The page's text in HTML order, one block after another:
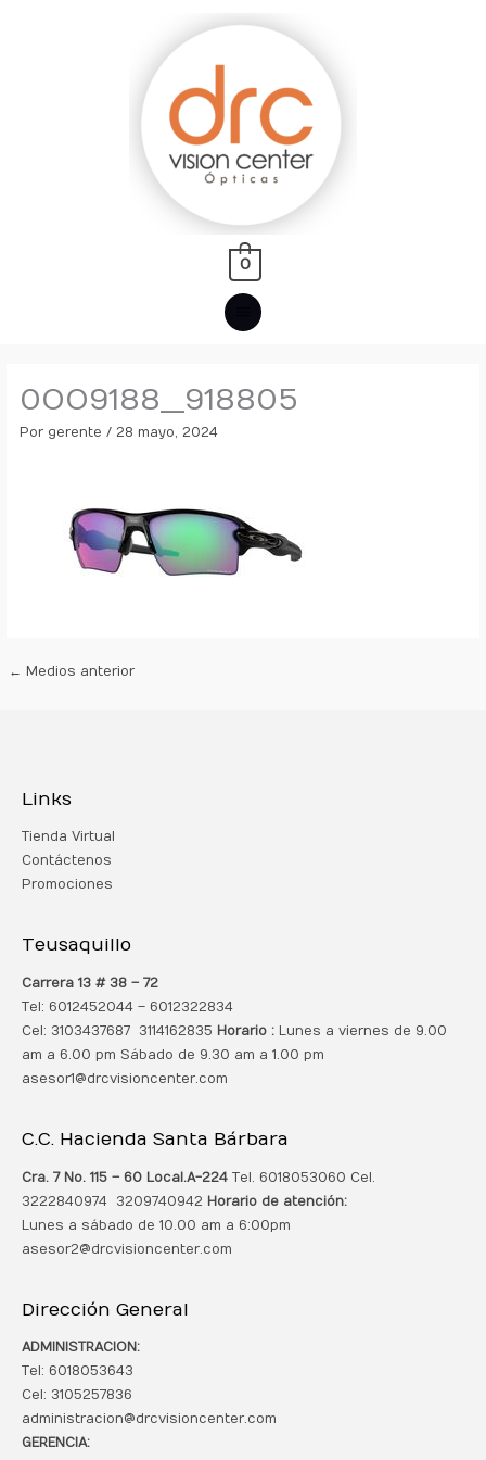
MENÚ
PRINCIPAL
0
0OO9188__918805
Por gerente/28 mayo, 2024
← Medios anterior
Links
Tienda Virtual
Contáctenos
Promociones
Teusaquillo
Carrera 13 # 38 – 72
Tel: 6012452044 – 6012322834
Cel: 3103437687 3114162835 Horario : Lunes a viernes de 9.00
am a 6.00 pm Sábado de 9.30 am a 1.00 pm
asesor1@drcvisioncenter.com
C.C. Hacienda Santa Bárbara
Cra. 7 No. 115 – 60 Local.A-224 Tel. 6018053060 Cel.
3222840974 3209740942 Horario de atención:
Lunes a sábado de 10.00 am a 6:00pm
asesor2@drcvisioncenter.com
Dirección General
ADMINISTRACION:
Tel: 6018053643
Cel: 3105257836
administracion@drcvisioncenter.com
GERENCIA: